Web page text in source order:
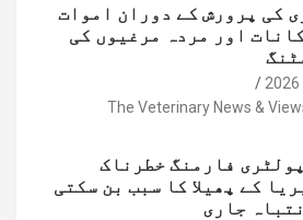
کی پرورش کے دوران اموات
اور مردہ مرغیوں کی
The Veterinary News &
فارمنگ خطرناک
کے پھیلا کا سبب بن سکتی
جاری